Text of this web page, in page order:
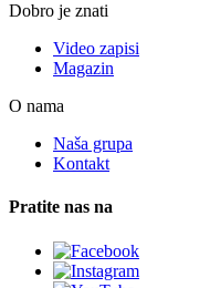
Dobro je znati
Video zapisi
Magazin
O nama
Naša grupa
Kontakt
Pratite nas na